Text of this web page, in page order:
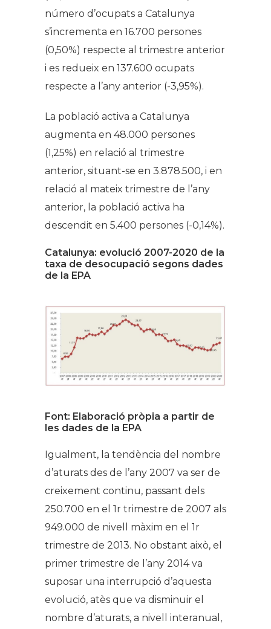
número d’ocupats a Catalunya
s’incrementa en 16.700 persones
(0,50%) respecte al trimestre anterior
i es redueix en 137.600 ocupats
respecte a l’any anterior (-3,95%).
La població activa a Catalunya
augmenta en 48.000 persones
(1,25%) en relació al trimestre
anterior, situant-se en 3.878.500, i en
relació al mateix trimestre de l’any
anterior, la població activa ha
descendit en 5.400 persones (-0,14%).
Catalunya: evolució 2007-2020 de la
taxa de desocupació segons dades
de la EPA
Font: Elaboració pròpia a partir de
les dades de la EPA
Igualment, la tendència del nombre
d’aturats des de l’any 2007 va ser de
creixement continu, passant dels
250.700 en el 1r trimestre de 2007 als
949.000 de nivell màxim en el 1r
trimestre de 2013. No obstant això, el
primer trimestre de l’any 2014 va
suposar una interrupció d’aquesta
evolució, atès que va disminuir el
nombre d’aturats, a nivell interanual,